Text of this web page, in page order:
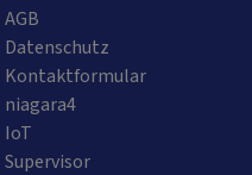
AGB
Datenschutz
Kontaktformular
niagara4
IoT
Supervisor